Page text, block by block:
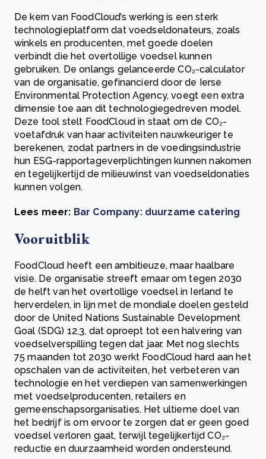
De kern van FoodCloud’s werking is een sterk
technologieplatform dat voedseldonateurs, zoals
winkels en producenten, met goede doelen
verbindt die het overtollige voedsel kunnen
gebruiken. De onlangs gelanceerde CO₂-calculator
van de organisatie, gefinancierd door de Ierse
Environmental Protection Agency, voegt een extra
dimensie toe aan dit technologiegedreven model.
Deze tool stelt FoodCloud in staat om de CO₂-
voetafdruk van haar activiteiten nauwkeuriger te
berekenen, zodat partners in de voedingsindustrie
hun ESG-rapportageverplichtingen kunnen nakomen
en tegelijkertijd de milieuwinst van voedseldonaties
kunnen volgen.
Lees meer: Bar Company: duurzame catering
Vooruitblik
FoodCloud heeft een ambitieuze, maar haalbare
visie. De organisatie streeft ernaar om tegen 2030
de helft van het overtollige voedsel in Ierland te
herverdelen, in lijn met de mondiale doelen gesteld
door de United Nations Sustainable Development
Goal (SDG) 12,3, dat oproept tot een halvering van
voedselverspilling tegen dat jaar. Met nog slechts
75 maanden tot 2030 werkt FoodCloud hard aan het
opschalen van de activiteiten, het verbeteren van
technologie en het verdiepen van samenwerkingen
met voedselproducenten, retailers en
gemeenschapsorganisaties. Het ultieme doel van
het bedrijf is om ervoor te zorgen dat er geen goed
voedsel verloren gaat, terwijl tegelijkertijd CO₂-
reductie en duurzaamheid worden ondersteund.